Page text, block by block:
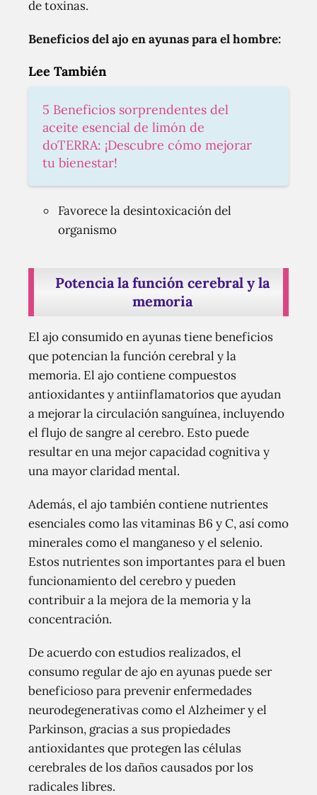
de toxinas.
Beneficios del ajo en ayunas para el hombre:
Lee También
5 Beneficios sorprendentes del
aceite esencial de limón de
doTERRA: ¡Descubre cómo mejorar
tu bienestar!
Favorece la desintoxicación del
organismo
Potencia la función cerebral y la
memoria
El ajo consumido en ayunas tiene beneficios
que potencian la función cerebral y la
memoria. El ajo contiene compuestos
antioxidantes y antiinflamatorios que ayudan
a mejorar la circulación sanguínea, incluyendo
el flujo de sangre al cerebro. Esto puede
resultar en una mejor capacidad cognitiva y
una mayor claridad mental.
Además, el ajo también contiene nutrientes
esenciales como las vitaminas B6 y C, así como
minerales como el manganeso y el selenio.
Estos nutrientes son importantes para el buen
funcionamiento del cerebro y pueden
contribuir a la mejora de la memoria y la
concentración.
De acuerdo con estudios realizados, el
consumo regular de ajo en ayunas puede ser
beneficioso para prevenir enfermedades
neurodegenerativas como el Alzheimer y el
Parkinson, gracias a sus propiedades
antioxidantes que protegen las células
cerebrales de los daños causados por los
radicales libres.